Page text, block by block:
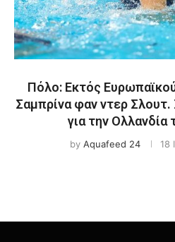
Πόλο: Εκτός
Σαμπρίνα φαν ντερ Σλουτ.
για την
by Aquafeed 24 18